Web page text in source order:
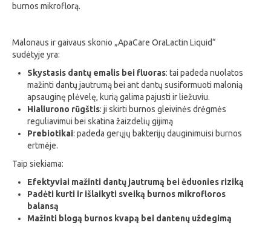
burnos mikroflorą.
Malonaus ir gaivaus skonio „ApaCare OraLactin Liquid“
sudėtyje yra:
Skystasis dantų emalis bei fluoras: tai padeda nuolatos
mažinti dantų jautrumą bei ant dantų susiformuoti malonią
apsauginę plėvelę, kurią galima pajusti ir liežuviu.
Hialiurono rūgštis: ji skirti burnos gleivinės drėgmės
reguliavimui bei skatina žaizdelių gijimą
Prebiotikai: padeda gerųjų bakterijų dauginimuisi burnos
ertmėje.
Taip siekiama:
Efektyviai mažinti dantų jautrumą bei ėduonies riziką
Padėti kurti ir išlaikyti sveiką burnos mikrofloros
balansą
Mažinti blogą burnos kvapą bei dantenų uždegimą